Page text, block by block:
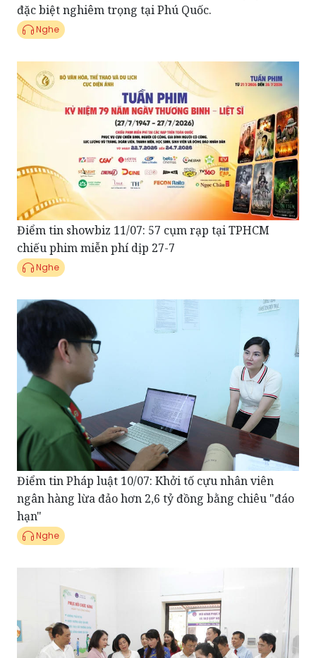
Điểm tin showbiz 11/07: 57 cụm rạp tại TPHCM
chiếu phim miễn phí dịp 27-7
Nghe
Điểm tin Pháp luật 10/07: Khởi tố cựu nhân viên
ngân hàng lừa đảo hơn 2,6 tỷ đồng bằng chiêu "đáo
hạn"
Nghe